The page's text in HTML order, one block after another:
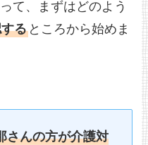
て、まずはどのよう
る ところから始めま
さんの方が介護対